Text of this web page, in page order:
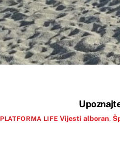
PLATFORMA LIFE Vijesti alboran,